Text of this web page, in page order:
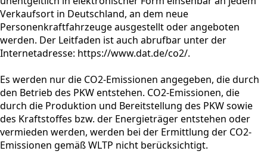
Verkaufsort in Deutschland, an dem neue
Personenkraftfahrzeuge ausgestellt oder angeboten
werden. Der Leitfaden ist auch abrufbar unter der
Internetadresse: https://www.dat.de/co2/.
Es werden nur die CO2-Emissionen angegeben, die durch
den Betrieb des PKW entstehen. CO2-Emissionen, die
durch die Produktion und Bereitstellung des PKW sowie
des Kraftstoffes bzw. der Energieträger entstehen oder
vermieden werden, werden bei der Ermittlung der CO2-
Emissionen gemäß WLTP nicht berücksichtigt.